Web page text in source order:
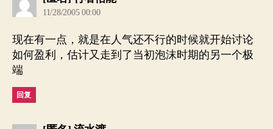
11/28/2005 00:00
现在有一点，就是在人气还不行的时候就开始讨论
如何盈利，估计又走到了当初泡沫时期的另一个极
端
回复